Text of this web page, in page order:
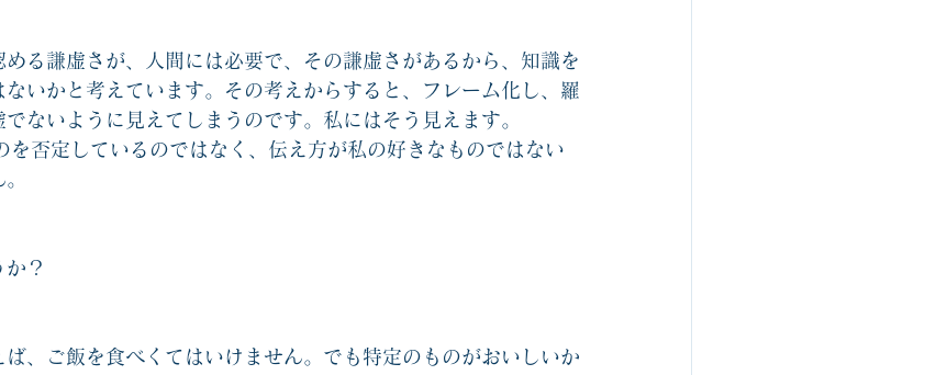
る謙虚さが、人間には必要で、その謙虚さがあるから、知識を
いかと考えています。その考えからすると、フレーム化し、羅
ないように見えてしまうのです。私にはそう見えます。
を否定しているのではなく、伝え方が私の好きなものではない
？
、ご飯を食べくてはいけません。でも特定のものがおいしいか